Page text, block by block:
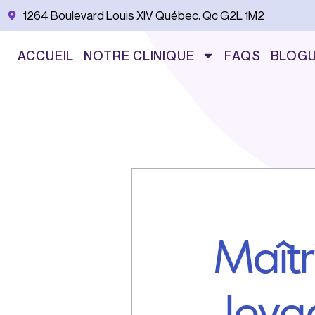
Aller 1264 Boulevard Louis XIV Québec. Qc G2L 1M2
ACCUEIL NOTRE CLINIQUE FAQS